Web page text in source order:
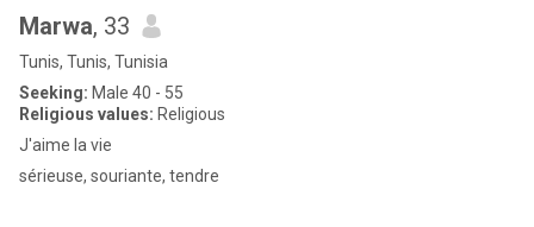
Marwa, 33
Tunis, Tunis, Tunisia
Seeking: Male 40 - 55
Religious values: Religious
J'aime la vie
sérieuse, souriante, tendre